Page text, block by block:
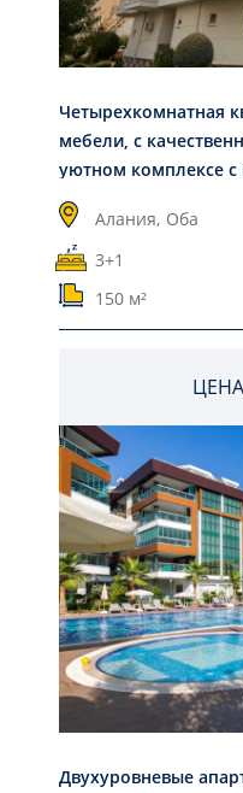
Четырехкомнатная
мебели, с
уютном комплексе с
Оба, Аланья
Алания, Оба
3+1
150 м²
Двухуровневые